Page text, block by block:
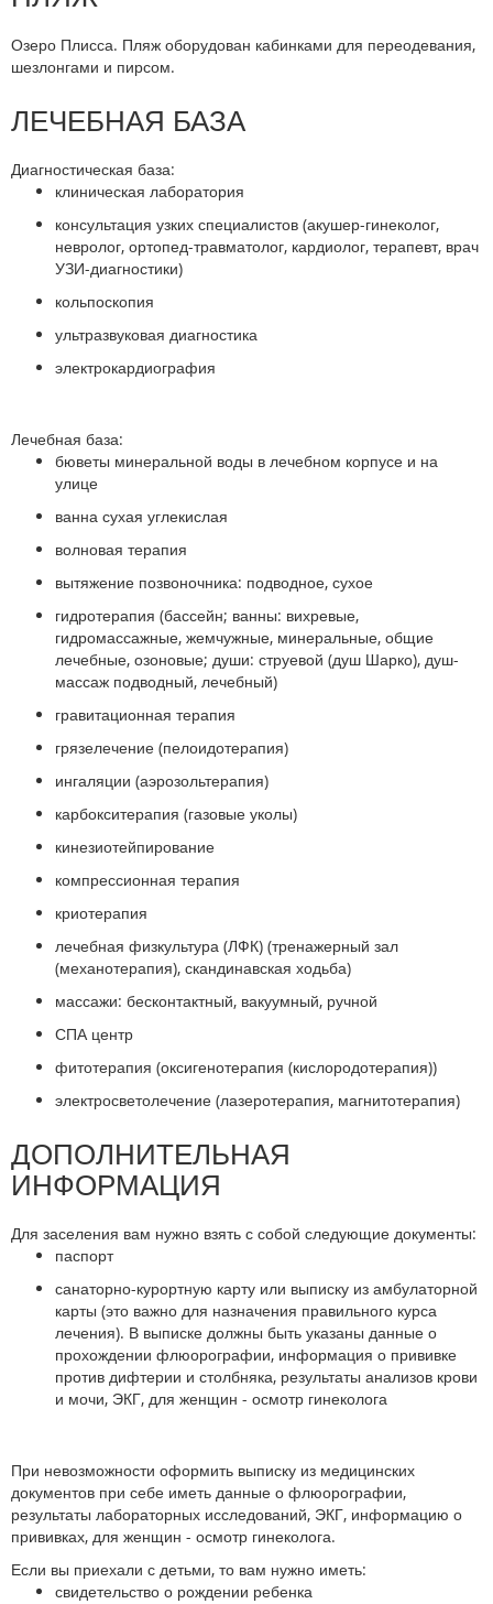
Озеро Плисса. Пляж оборудован кабинками для переодевания,
шезлонгами и пирсом.
ЛЕЧЕБНАЯ БАЗА
Диагностическая база:
клиническая лаборатория
консультация узких специалистов (акушер-гинеколог,
невролог, ортопед-травматолог, кардиолог, терапевт, врач
УЗИ-диагностики)
кольпоскопия
ультразвуковая диагностика
электрокардиография
Лечебная база:
бюветы минеральной воды в лечебном корпусе и на
улице
ванна сухая углекислая
волновая терапия
вытяжение позвоночника: подводное, сухое
гидротерапия (бассейн; ванны: вихревые,
гидромассажные, жемчужные, минеральные, общие
лечебные, озоновые; души: струевой (душ Шарко), душ-
массаж подводный, лечебный)
гравитационная терапия
грязелечение (пелоидотерапия)
ингаляции (аэрозольтерапия)
карбокситерапия (газовые уколы)
кинезиотейпирование
компрессионная терапия
криотерапия
лечебная физкультура (ЛФК) (тренажерный зал
(механотерапия), скандинавская ходьба)
массажи: бесконтактный, вакуумный, ручной
СПА центр
фитотерапия (оксигенотерапия (кислородотерапия))
электросветолечение (лазеротерапия, магнитотерапия)
ДОПОЛНИТЕЛЬНАЯ
ИНФОРМАЦИЯ
Для заселения вам нужно взять с собой следующие документы:
паспорт
санаторно-курортную карту или выписку из амбулаторной
карты (это важно для назначения правильного курса
лечения). В выписке должны быть указаны данные о
прохождении флюорографии, информация о прививке
против дифтерии и столбняка, результаты анализов крови
и мочи, ЭКГ, для женщин - осмотр гинеколога
При невозможности оформить выписку из медицинских
документов при себе иметь данные о флюорографии,
результаты лабораторных исследований, ЭКГ, информацию о
прививках, для женщин - осмотр гинеколога.
Если вы приехали с детьми, то вам нужно иметь:
свидетельство о рождении ребенка